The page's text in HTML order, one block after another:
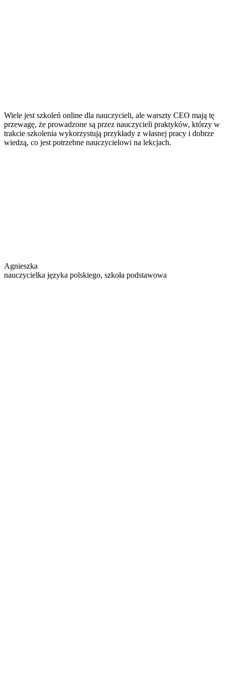
Wiele jest szkoleń online dla nauczycieli, ale warszty CEO mają tę
przewagę, że prowadzone są przez nauczycieli praktyków, którzy w
trakcie szkolenia wykorzystują przykłady z własnej pracy i dobrze
wiedzą, co jest potrzebne nauczycielowi na lekcjach.
Agnieszka
nauczycielka języka polskiego, szkoła podstawowa